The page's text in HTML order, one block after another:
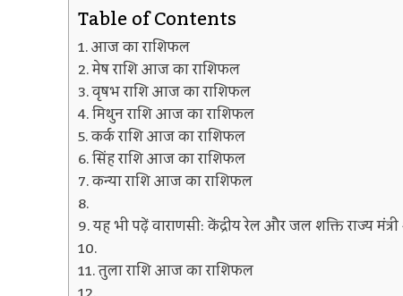
Table of Contents
आज का राशिफल
मेष राशि आज का राशिफल
वृषभ राशि आज का राशिफल
मिथुन राशि आज का राशिफल
कर्क राशि आज का राशिफल
सिंह राशि आज का राशिफल
कन्या राशि आज का राशिफल
यह भी पढ़ें वाराणसी: केंद्रीय रेल और जल शक्ति राज्य
तुला राशि आज का राशिफल